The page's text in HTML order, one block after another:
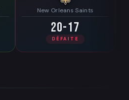
New Orleans Saints
20-17
DÉFAITE